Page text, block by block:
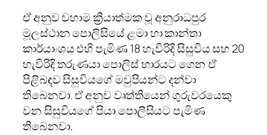
ඒ අනුව වහාම ක්‍රියාත්මක වූ අනුරාධපුර
මූලස්ථාන පොලිසියේ ළමා හා කාන්තා
කාර්යාංශය එහි පැමිණ 18 හැවිරිදි සිසුවිය සහ 20
හැවිරිදි තරුණයා පොලිස් භාරයට ගෙන ඒ
පිළිබඳව සිසුවියගේ මවුපියන්ට දන්වා
තිබෙනවා. ඒ අනුව වෘත්තියෙන් ගුරුවරයෙකු
වන සිසුවියගේ පියා පොලීසියට පැමිණ
තිබෙනවා.